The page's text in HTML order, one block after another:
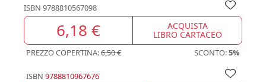
ISBN 9788810567098
6,18 € ACQUISTA
LIBRO CARTACEO
PREZZO COPERTINA:6,50 € SCONTO:5%
ISBN 9788810967676